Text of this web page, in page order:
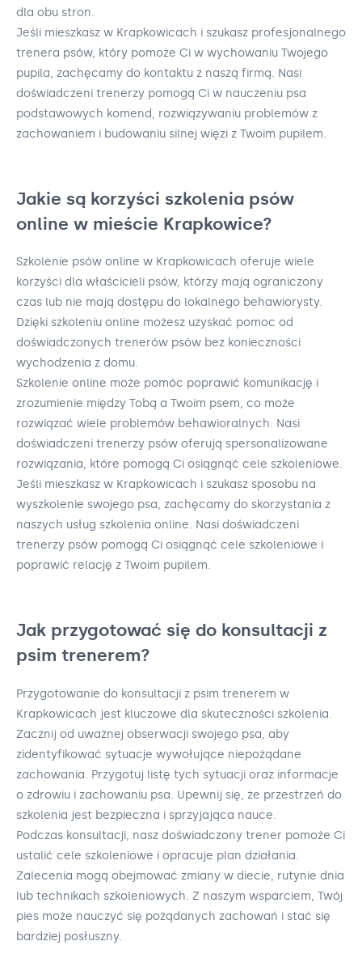
dla obu stron.
Jeśli mieszkasz w Krapkowicach i szukasz profesjonalnego
trenera psów, który pomoże Ci w wychowaniu Twojego
pupila, zachęcamy do kontaktu z naszą firmą. Nasi
doświadczeni trenerzy pomogą Ci w nauczeniu psa
podstawowych komend, rozwiązywaniu problemów z
zachowaniem i budowaniu silnej więzi z Twoim pupilem.
Jakie są korzyści szkolenia psów
online w mieście Krapkowice?
Szkolenie psów online w Krapkowicach oferuje wiele
korzyści dla właścicieli psów, którzy mają ograniczony
czas lub nie mają dostępu do lokalnego behawiorysty.
Dzięki szkoleniu online możesz uzyskać pomoc od
doświadczonych trenerów psów bez konieczności
wychodzenia z domu.
Szkolenie online może pomóc poprawić komunikację i
zrozumienie między Tobą a Twoim psem, co może
rozwiązać wiele problemów behawioralnych. Nasi
doświadczeni trenerzy psów oferują spersonalizowane
rozwiązania, które pomogą Ci osiągnąć cele szkoleniowe.
Jeśli mieszkasz w Krapkowicach i szukasz sposobu na
wyszkolenie swojego psa, zachęcamy do skorzystania z
naszych usług szkolenia online. Nasi doświadczeni
trenerzy psów pomogą Ci osiągnąć cele szkoleniowe i
poprawić relację z Twoim pupilem.
Jak przygotować się do konsultacji z
psim trenerem?
Przygotowanie do konsultacji z psim trenerem w
Krapkowicach jest kluczowe dla skuteczności szkolenia.
Zacznij od uważnej obserwacji swojego psa, aby
zidentyfikować sytuacje wywołujące niepożądane
zachowania. Przygotuj listę tych sytuacji oraz informacje
o zdrowiu i zachowaniu psa. Upewnij się, że przestrzeń do
szkolenia jest bezpieczna i sprzyjająca nauce.
Podczas konsultacji, nasz doświadczony trener pomoże Ci
ustalić cele szkoleniowe i opracuje plan działania.
Zalecenia mogą obejmować zmiany w diecie, rutynie dnia
lub technikach szkoleniowych. Z naszym wsparciem, Twój
pies może nauczyć się pożądanych zachowań i stać się
bardziej posłuszny.